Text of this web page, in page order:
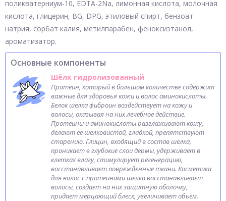
поликватерниум-10, EDTA-2Na, лимонная кислота, молочная
кислота, глицерин, BG, DPG, этиловый спирт, бензоат
натрия, сорбат калия, метилпарабен, феноксиэтанол,
ароматизатор.
Основные компоненты
Шёлк гидролизованный
Протеин, который в большом количестве содержит
важные для здоровья кожи и волос аминокислоты.
Белок шелка фиброин воздействует на кожу и
волосы, оказывая на них лечебное действие.
Протеины и аминокислоты разглаживают кожу,
делают ее шелковистой, гладкой, препятствуют
старению. Глицин, входящий в состав шелка,
проникает в глубокие слои дермы, удерживает в
клетках влагу, стимулирует регенерацию,
восстанавливает поврежденные ткани. Косметика
для волос с протеинами шелка восстанавливает
волосы, создает на них защитную оболочку,
придает мерцающий блеск, увеличивает объем.